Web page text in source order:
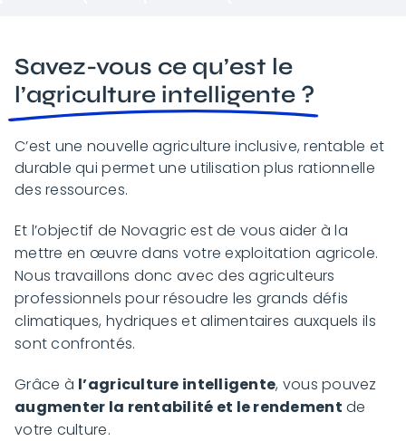
Savez-vous ce qu’est le
l’agriculture intelligente ?
C’est une nouvelle agriculture inclusive, rentable et
durable qui permet une utilisation plus rationnelle
des ressources.
Et l’objectif de Novagric est de vous aider à la
mettre en œuvre dans votre exploitation agricole.
Nous travaillons donc avec des agriculteurs
professionnels pour résoudre les grands défis
climatiques, hydriques et alimentaires auxquels ils
sont confrontés.
Grâce à l’agriculture intelligente, vous pouvez
augmenter la rentabilité et le rendement de
votre culture.